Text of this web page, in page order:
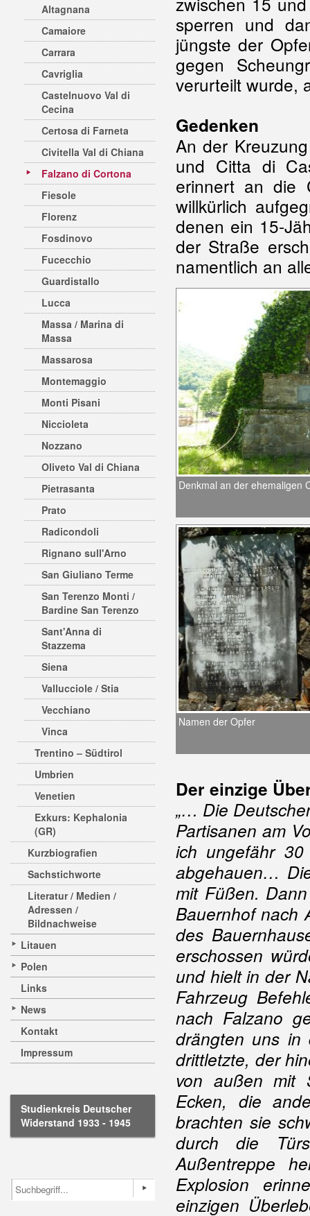
Altagnana
Camaiore
Carrara
Cavriglia
Castelnuovo Val di
Cecina
Certosa di Farneta
Civitella Val di Chiana
Falzano di Cortona
Fiesole
Florenz
Fosdinovo
Fucecchio
Guardistallo
Lucca
Massa / Marina di
Massa
Massarosa
Montemaggio
Monti Pisani
Niccioleta
Nozzano
Oliveto Val di Chiana
Pietrasanta
Prato
Radicondoli
Rignano sull'Arno
San Giuliano Terme
San Terenzo Monti /
Bardine San Terenzo
Sant'Anna di
Stazzema
Siena
Vallucciole / Stia
Vecchiano
Vinca
Trentino – Südtirol
Umbrien
Venetien
Exkurs: Kephalonia
(GR)
Kurzbiografien
Sachstichworte
Literatur / Medien /
Adressen /
Bildnachweise
Litauen
Polen
Links
News
Kontakt
Impressum
Studienkreis Deutscher
Widerstand 1933 - 1945
sperren und
jüngste der
gegen
verurteilt wurde,
Gedenken
An der
und Citta di
erinnert an die
willkürlich
denen ein 15-
der Straße
namentlich an
Denkmal an der ehemaligen
Namen der Opfer
Der einzige
„… Die
Partisanen am
ich ungefähr
abgehauen…
mit Füßen.
Bauernhof nach
des
erschossen
und hielt in der
Fahrzeug
nach Falzano
drängten uns in
drittletzte, der
von außen mit
Ecken, die
brachten sie
durch die
Außentreppe
Explosion
einzigen